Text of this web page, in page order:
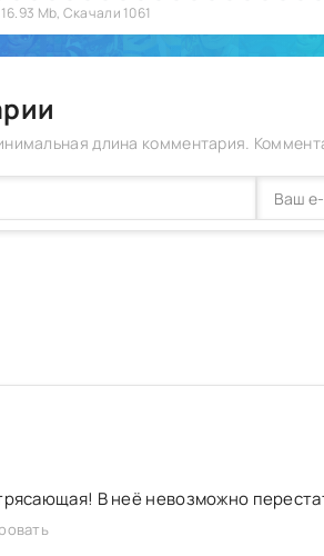
Mb, Скачали 1061
длина комментария.
В неё невозможно